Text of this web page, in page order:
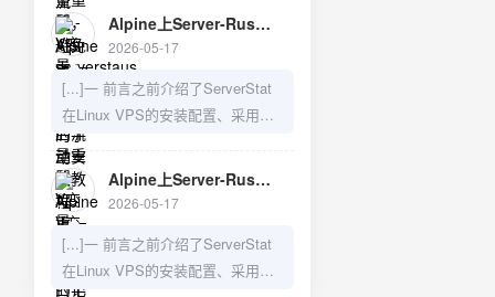
3）Alpine上Server-Rust的手动安
装教[...]
问题，以及如何在LiNUX VPS上手
动安装Server-Rust,需要的可以访
问之前的博文：1）LiNUX VPS上
Server-Rust的手动安装教程2）
Serverstaus改用Vnstat统计VPS流
量，避免服务器重启引起统计丢失
3）Alpine上Server-Rust的手动安
装教[...]
Alpine上Server-Rust的手动安装教程 - V变量—建站日记
2026-05-17
[...]一 前言之前介绍了ServerStat
在Linux VPS的安装配置、采用
Vnstat来防止重启导致数据丢失的
问题，以及如何在安装了openwrt
的n1旁路由上安装Serverstat,以及
如何在LiNUX VPS上手动安装
Server-Rust,需要的可以访问之前
的博文：1）随时随地监控你的
Alpine上Server-Rust的手动安装教程 - V变量—建站日记
2026-05-17
[...]一 前言之前介绍了ServerStat
在Linux VPS的安装配置、采用